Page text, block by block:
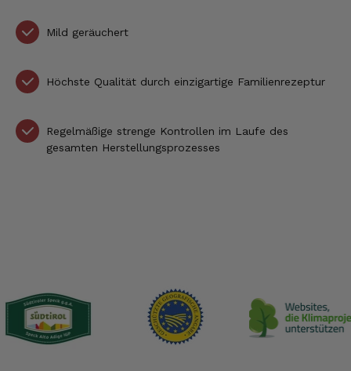
Mild geräuchert
Höchste Qualität durch einzigartige Familienrezeptur
Regelmäßige strenge Kontrollen im Laufe des
gesamten Herstellungsprozesses